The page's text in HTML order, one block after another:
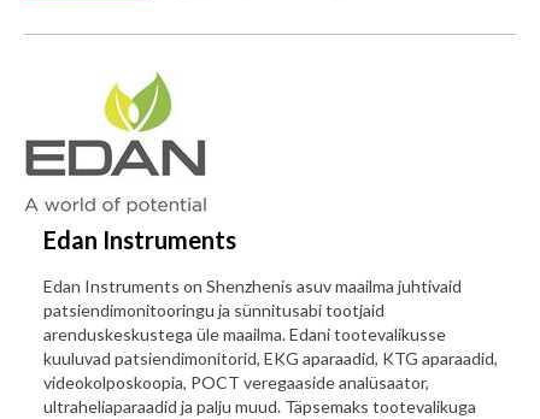
Edan Instruments
Edan Instruments on Shenzhenis asuv maailma juhtivaid
patsiendimonitooringu ja sünnitusabi tootjaid
arenduskeskustega üle maailma. Edani tootevalikusse
kuuluvad patsiendimonitorid, EKG aparaadid, KTG aparaadid,
videokolposkoopia, POCT veregaaside analüsaator,
ultraheliaparaadid ja palju muud. Täpsemaks tootevalikuga